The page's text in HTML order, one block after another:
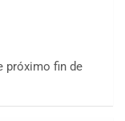
próximo fin de